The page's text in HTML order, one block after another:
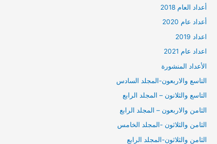
أعداد العام 2018
أعداد عام 2020
اعداد 2019
اعداد عام 2021
الأعداد المنشورة
التاسع والاربعون-المجلد السادس
التاسع والثلانون – المجلد الرابع
الثامن والاربعون – المجلد الرابع
الثامن والثلاثون -المجلد الخامس
الثامن والثلاثون-المجلد الرابع